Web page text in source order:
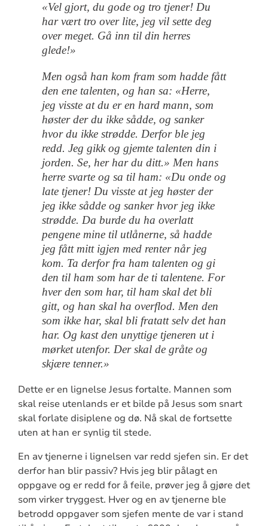
«Vel gjort, du gode og tro tjener! Du
har vært tro over lite, jeg vil sette deg
over meget. Gå inn til din herres
glede!»
Men også han kom fram som hadde fått
den ene talenten, og han sa: «Herre,
jeg visste at du er en hard mann, som
høster der du ikke sådde, og sanker
hvor du ikke strødde. Derfor ble jeg
redd. Jeg gikk og gjemte talenten din i
jorden. Se, her har du ditt.» Men hans
herre svarte og sa til ham: «Du onde og
late tjener! Du visste at jeg høster der
jeg ikke sådde og sanker hvor jeg ikke
strødde. Da burde du ha overlatt
pengene mine til utlånerne, så hadde
jeg fått mitt igjen med renter når jeg
kom. Ta derfor fra ham talenten og gi
den til ham som har de ti talentene. For
hver den som har, til ham skal det bli
gitt, og han skal ha overflod. Men den
som ikke har, skal bli fratatt selv det han
har. Og kast den unyttige tjeneren ut i
mørket utenfor. Der skal de gråte og
skjære tenner.»
Dette er en lignelse Jesus fortalte. Mannen som
skal reise utenlands er et bilde på Jesus som snart
skal forlate disiplene og dø. Nå skal de fortsette
uten at han er synlig til stede.
En av tjenerne i lignelsen var redd sjefen sin. Er det
derfor han blir passiv? Hvis jeg blir pålagt en
oppgave og er redd for å feile, prøver jeg å gjøre det
som virker tryggest. Hver og en av tjenerne ble
betrodd oppgaver som sjefen mente de var i stand